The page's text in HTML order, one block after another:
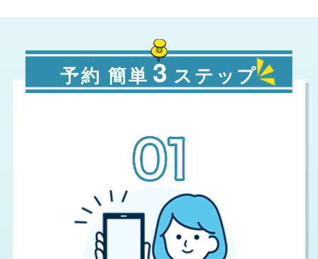
予約 簡単 3 ステップ